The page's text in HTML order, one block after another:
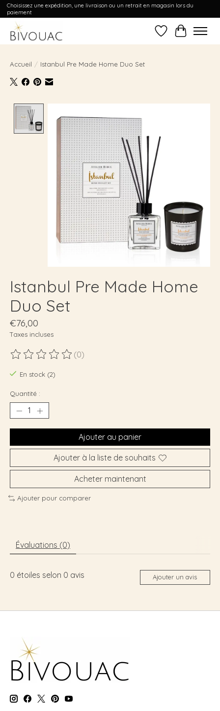
Choisissez une expédition, une livraison ou un retrait en magasin lors du
paiement
Liste dePanier
Accueil / Istanbul Pre Made Home Duo Set
Istanbul Pre Made Home
Duo Set
€76,00
Taxes incluses
Ce produit est évalué à
(0)
En stock (2)
Quantité :
Ajouter au panier
Ajouter à la liste de souhaits
Acheter maintenant
Ajouter pour comparer
Évaluations (0)
0 étoiles selon 0 avis Ajouter un avis